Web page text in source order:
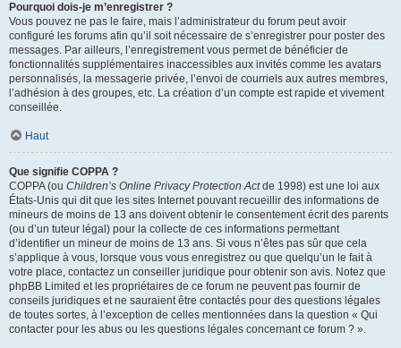
Pourquoi dois-je m’enregistrer ?
Vous pouvez ne pas le faire, mais l’administrateur du forum peut avoir
configuré les forums afin qu’il soit nécessaire de s’enregistrer pour poster des
messages. Par ailleurs, l’enregistrement vous permet de bénéficier de
fonctionnalités supplémentaires inaccessibles aux invités comme les avatars
personnalisés, la messagerie privée, l’envoi de courriels aux autres membres,
l’adhésion à des groupes, etc. La création d’un compte est rapide et vivement
conseillée.
Haut
Que signifie COPPA ?
COPPA (ou Children’s Online Privacy Protection Actde 1998) est une loi aux
États-Unis qui dit que les sites Internet pouvant recueillir des informations de
mineurs de moins de 13 ans doivent obtenir le consentement écrit des parents
(ou d’un tuteur légal) pour la collecte de ces informations permettant
d’identifier un mineur de moins de 13 ans. Si vous n’êtes pas sûr que cela
s’applique à vous, lorsque vous vous enregistrez ou que quelqu’un le fait à
votre place, contactez un conseiller juridique pour obtenir son avis. Notez que
phpBB Limited et les propriétaires de ce forum ne peuvent pas fournir de
conseils juridiques et ne sauraient être contactés pour des questions légales
de toutes sortes, à l’exception de celles mentionnées dans la question « Qui
contacter pour les abus ou les questions légales concernant ce forum ? ».